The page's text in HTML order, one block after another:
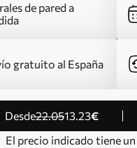
de pared a
gratuito al España
desde22.0513.23€
El precio indicado tiene un